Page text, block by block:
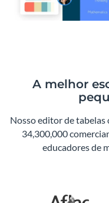
A melhor
Nosso editor de
34,300,000
educadores de